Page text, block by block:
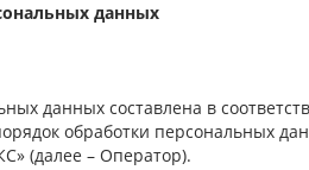
данных
данных составлена в
обработки персональных
(далее – Оператор).